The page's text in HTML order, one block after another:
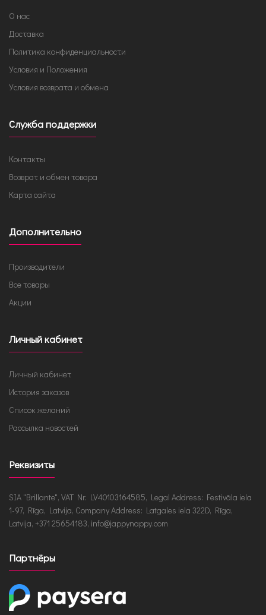
О нас
Доставка
Политика конфиденциальности
Условия и Положения
Условия возврата и обмена
Служба поддержки
Контакты
Возврат и обмен товара
Карта сайта
Дополнительно
Производители
Все товары
Акции
Личный кабинет
Личный кабинет
История заказов
Список желаний
Рассылка новостей
Реквизиты
SIA "Brillante", VAT Nr. LV40103164585, Legal Address: Festivāla iela
1-97, Rīga, Latvija, Company Address: Latgales iela 322D, Rīga,
Latvija, +371 25654183, info@jappynappy.com
Партнёры